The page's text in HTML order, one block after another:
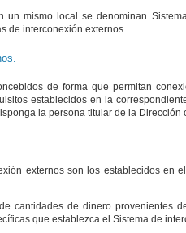
mismo local se denominan
de interconexión externos.
de forma que permitan
establecidos en la
la persona titular de la Dirección
externos son los establecidos en
cantidades de dinero provenientes
que establezca el Sistema de